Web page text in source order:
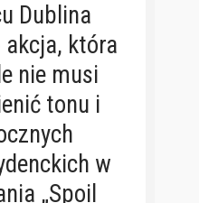
Dublina
akcja, która
nie musi
tonu i
w
„Spoil